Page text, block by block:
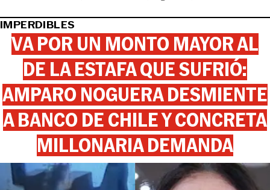
IMPERDIBLES
VA POR UN MONTO MAYOR AL
DE LA ESTAFA QUE SUFRIÓ:
AMPARO NOGUERA DESMIENTE
A BANCO DE CHILE Y CONCRETA
MILLONARIA DEMANDA